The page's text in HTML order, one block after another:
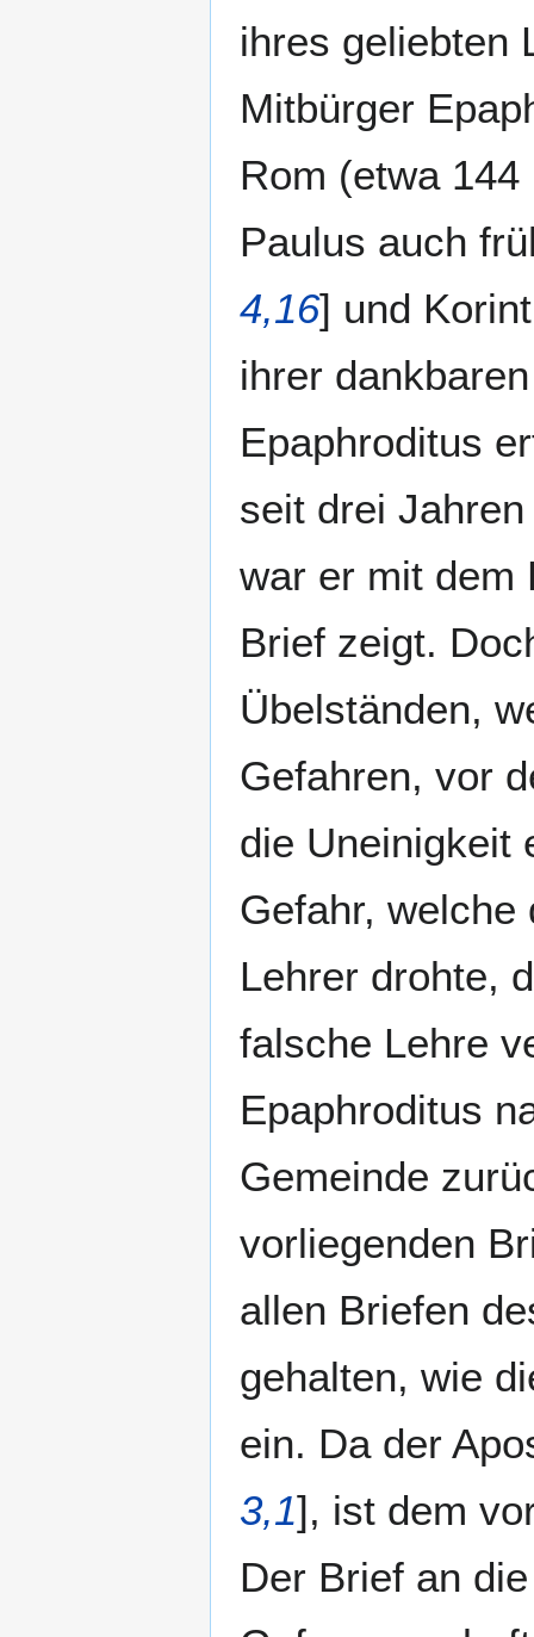
ihres geliebten
Mitbürger
Rom (etwa
Paulus auch
4,16] und
ihrer
Epaphroditus
seit drei
war er mit dem
Brief zeigt.
Übelständen,
Gefahren, vor
die Uneinigkeit
Gefahr, welche
Lehrer drohte,
falsche Lehre
Epaphroditus
Gemeinde
vorliegenden
allen Briefen
gehalten, wie
ein. Da der
3,1], ist dem
Der Brief an